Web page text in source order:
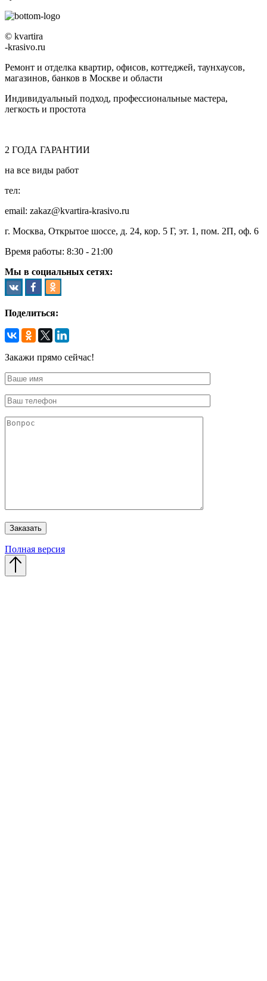
© kvartira
-krasivo.ru
Ремонт и отделка квартир, офисов, коттеджей, таунхаусов,
магазинов, банков в Москве и области
Индивидуальный подход, профессиональные мастера,
легкость и простота
2 ГОДА ГАРАНТИИ
на все виды работ
тел:
email: zakaz@kvartira-krasivo.ru
г. Москва, Открытое шоссе, д. 24, кор. 5 Г, эт. 1, пом. 2П, оф. 6
Время работы: 8:30 - 21:00
Мы в социальных сетях:
Поделиться:
Закажи прямо сейчас!
Полная версия